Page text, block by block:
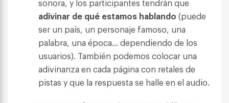
sonora, y los participantes tendrán que
adivinar de qué estamos hablando (puede
ser un país, un personaje famoso, una
palabra, una época… dependiendo de los
usuarios). También podemos colocar una
adivinanza en cada página con retales de
pistas y que la respuesta se halle en el audio.